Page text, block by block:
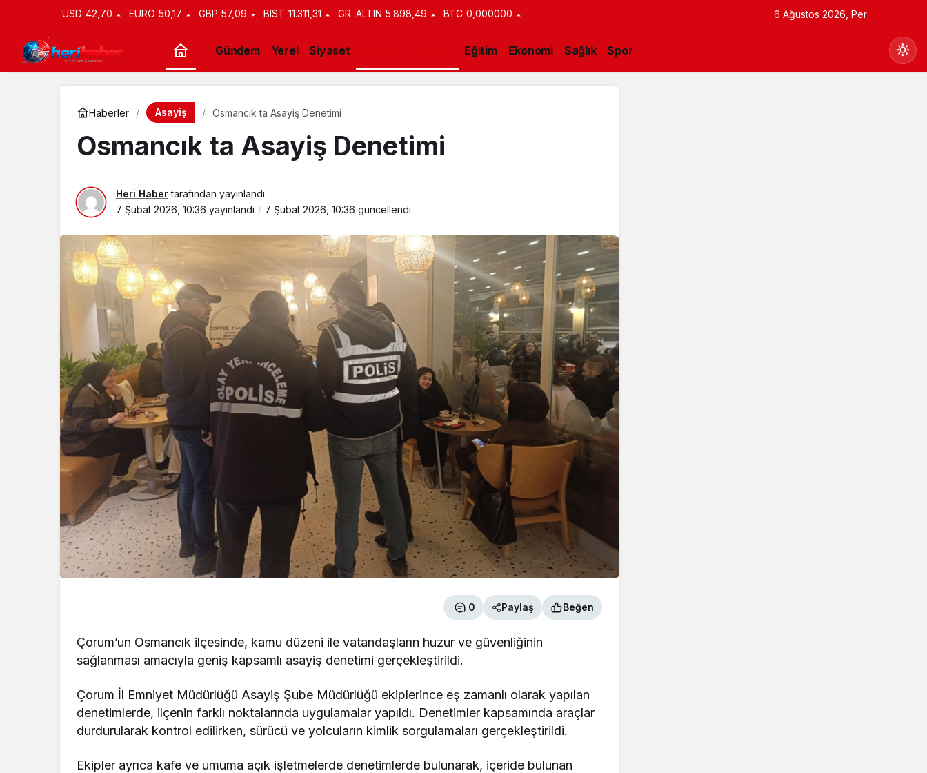
USD 42,70 EURO 50,17 GBP 57,09 BIST 11.311,31 GR. ALTIN 5.898,49 BTC 0,000000 6 Ağustos 2026, Per
Gündem Yerel Siyaset Eğitim Ekonomi Sağlık Spor
Haberler Asayiş Osmancık ta Asayiş Denetimi
Osmancık ta Asayiş Denetimi
Heri Habertarafından yayınlandı
7 Şubat 2026, 10:36 yayınlandı 7 Şubat 2026, 10:36 güncellendi
0 Paylaş Beğen
Çorum’un Osmancık ilçesinde, kamu düzeni ile vatandaşların huzur ve güvenliğinin
sağlanması amacıyla geniş kapsamlı asayiş denetimi gerçekleştirildi.
Çorum İl Emniyet Müdürlüğü Asayiş Şube Müdürlüğü ekiplerince eş zamanlı olarak yapılan
denetimlerde, ilçenin farklı noktalarında uygulamalar yapıldı. Denetimler kapsamında araçlar
durdurularak kontrol edilirken, sürücü ve yolcuların kimlik sorgulamaları gerçekleştirildi.
Ekipler ayrıca kafe ve umuma açık işletmelerde denetimlerde bulunarak, içeride bulunan